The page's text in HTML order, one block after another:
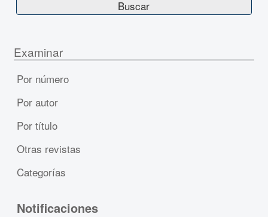
Examinar
Por número
Por autor
Por título
Otras revistas
Categorías
Notificaciones